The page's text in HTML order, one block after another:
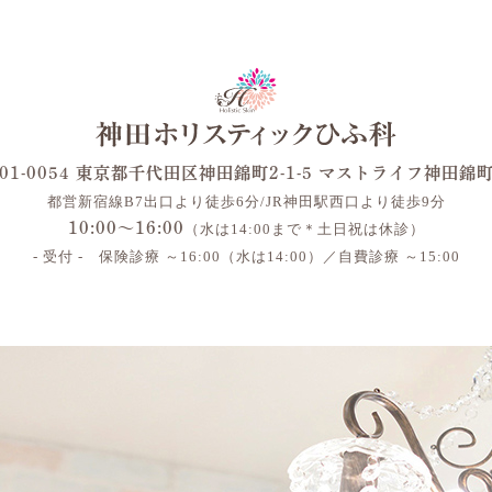
0054 東京都千代田区神田錦町2-1-5 マストライフ神田錦
都営新宿線B7出口より徒歩6分/JR神田駅西口より徒歩9分
10:00～16:00 （水は14:00まで＊土日祝は休診）
- 受付 - 保険診療 ～16:00（水は14:00）／自費診療 ～15:00